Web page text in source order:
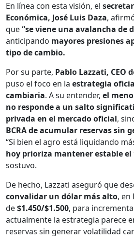
En línea con esta visión, el
Económica, José Luis Daza,
que“se viene una avalancha de
anticipando mayores presiones
tipo de cambio.
Por su parte, Pablo Lazzati, CEO
puso el foco en la estrategia
cambiaria. A su entender, el
no responde a un salto
privada en el mercado oficial,
BCRA de acumular reservas sin
“Si bien el agro está liquidando
hoy prioriza mantener estable
sostuvo.
De hecho, Lazzati aseguró que
convalidar un dólar más alto, en
de$1.450/$1.500, para
actualmente la estrategia parece
reservas sin generar volatilidad